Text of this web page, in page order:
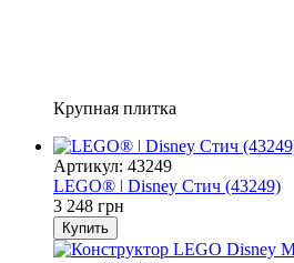
Крупная плитка
Артикул: 43249
LEGO® ǀ Disney Стич (43249)
3 248 грн
Купить